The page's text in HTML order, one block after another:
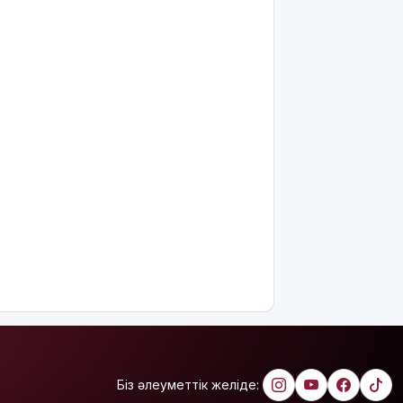
алынды
Біз әлеуметтік желіде: